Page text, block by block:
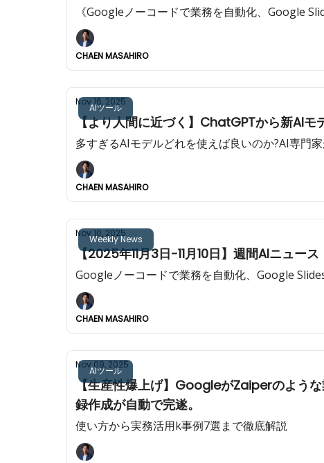
《Googleノーコードで業務を自動化、Google
CHAEN MASAHIRO
AIツール
Nov 16, 2025
【より人間に近づく】ChatGPTから新AIモ
多すぎるAIモデルどれを使えば良いのか?AI専門家
CHAEN MASAHIRO
Weekly News
Nov 10, 2025
【2025年11月3日-11月10日】週間AIニュース
Googleノーコードで業務を自動化、Google
CHAEN MASAHIRO
AIツール
Nov 09, 2025
【生産性爆上げ】GoogleがZaiperのよう
録作成が自動で完遂。
使い方から実務活用k事例7選まで徹底解説